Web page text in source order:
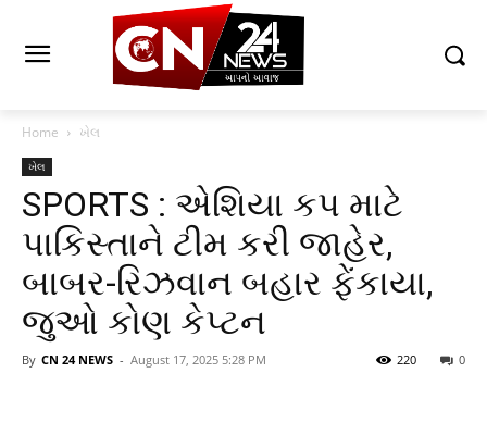
Home ખેલ
ખેલ
SPORTS : એશિયા કપ માટે
પાકિસ્તાને ટીમ કરી જાહેર,
બાબર-રિઝવાન બહાર ફેંકાયા,
જુઓ કોણ કેપ્ટન
By CN 24 NEWS - August 17, 2025 5:28 PM 0
220